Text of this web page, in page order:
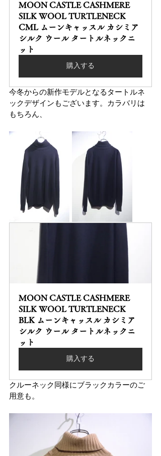
MOON CASTLE CASHMERE
SILK WOOL TURTLENECK
CML ムーンキャッスル カシミア
シルク ウール タートルネックニ
ット
購入する
今冬からの新作モデルとなるタートルネ
ックデザインもございます。カラバリは
もちろん、
MOON CASTLE CASHMERE
SILK WOOL TURTLENECK
BLK ムーンキャッスル カシミア
シルク ウール タートルネックニ
ット
購入する
クルーネック同様にブラックカラーのご
用意も。